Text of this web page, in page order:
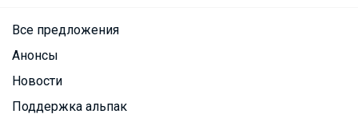
Все предложения
Анонсы
Новости
Поддержка альпак